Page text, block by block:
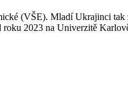
(VŠE). Mladí Ukrajinci
2023 na Univerzitě